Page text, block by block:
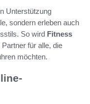
Unterstützung
sondern erleben auch
So wird Fitness
für alle, die
möchten.